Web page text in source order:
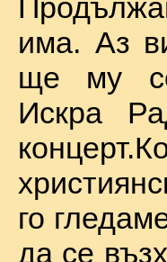
има. Аз
ще му
Искра
го
да се